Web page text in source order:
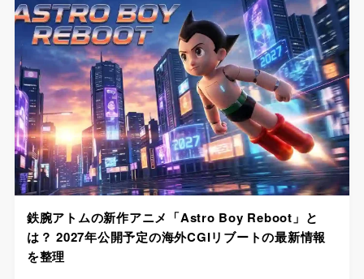
鉄腕アトムの新作アニメ「Astro Boy Reboot」と
は？ 2027年公開予定の海外CGIリブートの最新情報
を整理